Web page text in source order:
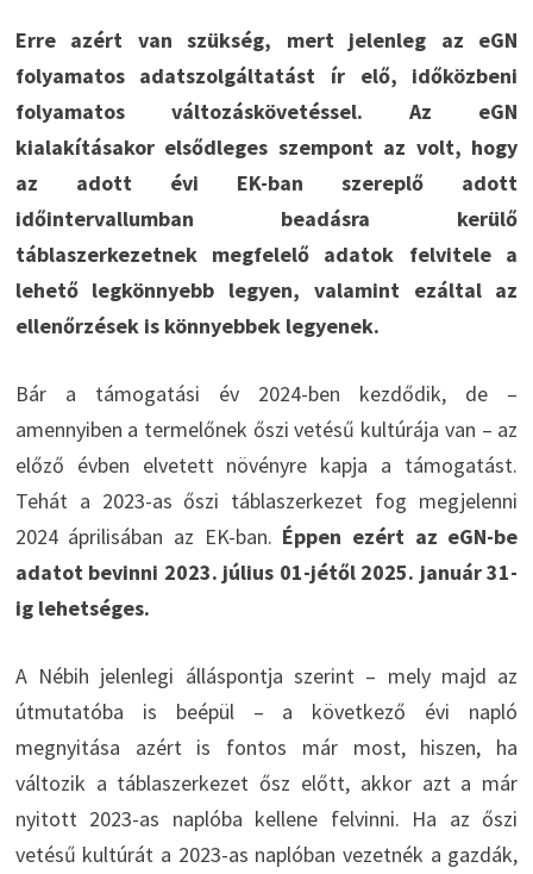
Erre azért van szükség, mert jelenleg az eGN
folyamatos adatszolgáltatást ír elő, időközbeni
folyamatos változáskövetéssel. Az eGN
kialakításakor elsődleges szempont az volt, hogy
az adott évi EK-ban szereplő adott
időintervallumban beadásra kerülő
táblaszerkezetnek megfelelő adatok felvitele a
lehető legkönnyebb legyen, valamint ezáltal az
ellenőrzések is könnyebbek legyenek.
Bár a támogatási év 2024-ben kezdődik, de –
amennyiben a termelőnek őszi vetésű kultúrája van – az
előző évben elvetett növényre kapja a támogatást.
Tehát a 2023-as őszi táblaszerkezet fog megjelenni
2024 áprilisában az EK-ban. Éppen ezért az eGN-be
adatot bevinni 2023. július 01-jétől 2025. január 31-
ig lehetséges.
A Nébih jelenlegi álláspontja szerint – mely majd az
útmutatóba is beépül – a következő évi napló
megnyitása azért is fontos már most, hiszen, ha
változik a táblaszerkezet ősz előtt, akkor azt a már
nyitott 2023-as naplóba kellene felvinni. Ha az őszi
vetésű kultúrát a 2023-as naplóban vezetnék a gazdák,